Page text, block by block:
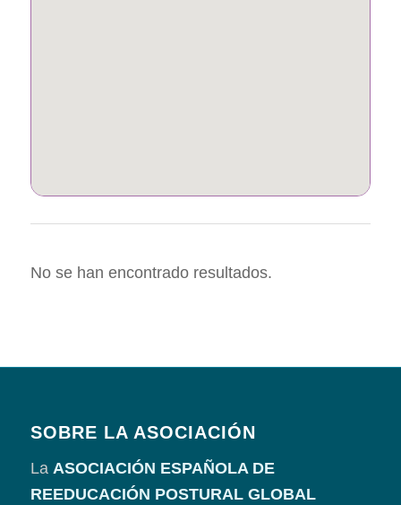
No se han encontrado resultados.
SOBRE LA ASOCIACIÓN
La ASOCIACIÓN ESPAÑOLA DE
REEDUCACIÓN POSTURAL GLOBAL